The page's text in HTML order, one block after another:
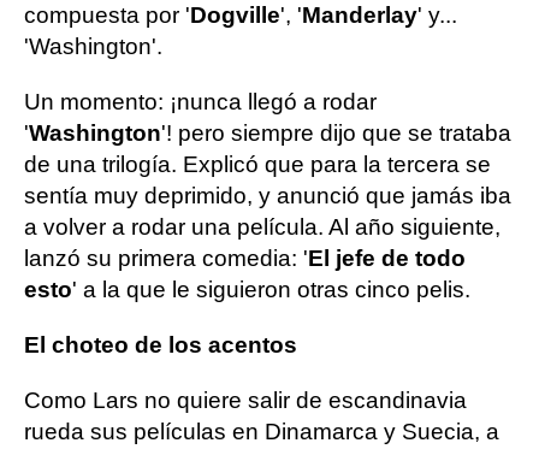
compuesta por 'Dogville', 'Manderlay' y...
'Washington'.
Un momento: ¡nunca llegó a rodar
'Washington'! pero siempre dijo que se trataba
de una trilogía. Explicó que para la tercera se
sentía muy deprimido, y anunció que jamás iba
a volver a rodar una película. Al año siguiente,
lanzó su primera comedia: 'El jefe de todo
esto' a la que le siguieron otras cinco pelis.
El choteo de los acentos
Como Lars no quiere salir de escandinavia
rueda sus películas en Dinamarca y Suecia, a